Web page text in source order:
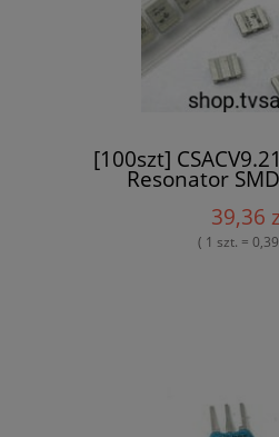
[100szt]
Resonator
39,36
( 1 szt. = 0,39